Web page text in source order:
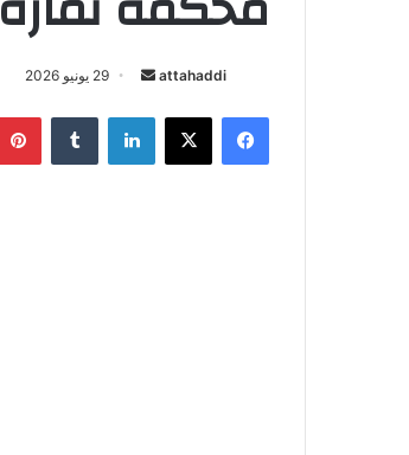
attahaddi
س
ل
29 يونيو 2026
فيسبوك لينكدإن